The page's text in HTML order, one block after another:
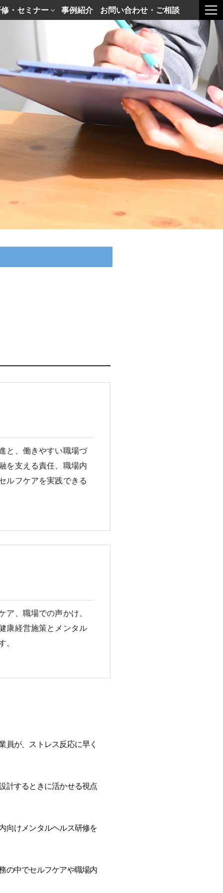
・セミナー 事例紹介 お問い合わせ・ご相談
と、働きやすい職場づ
を支える責任、職場内
ルフケアを実践できる
ア、職場での声かけ、
康経営施策とメンタル
。
員が、ストレス反応に早く
計するときに活かせる視点
向けメンタルヘルス研修を
の中でセルフケアや職場内